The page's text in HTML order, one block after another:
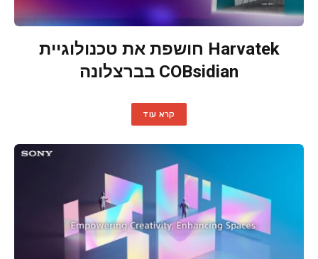
Harvatek חושפת את טכנולוגיית
COBsidian בברצלונה
קרא עוד